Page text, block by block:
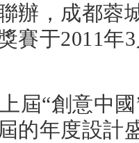
辦，成都蓉
賽于2011年
屆“創意中
的年度設計